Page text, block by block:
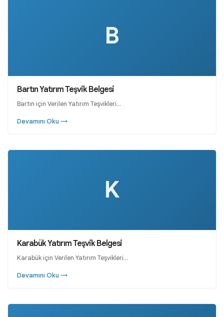
B
Bartın Yatırım Teşvik Belgesi
Bartın için Verilen Yatırım Teşvikleri…
Devamını Oku →
K
Karabük Yatırım Teşvik Belgesi
Karabük için Verilen Yatırım Teşvikleri…
Devamını Oku →